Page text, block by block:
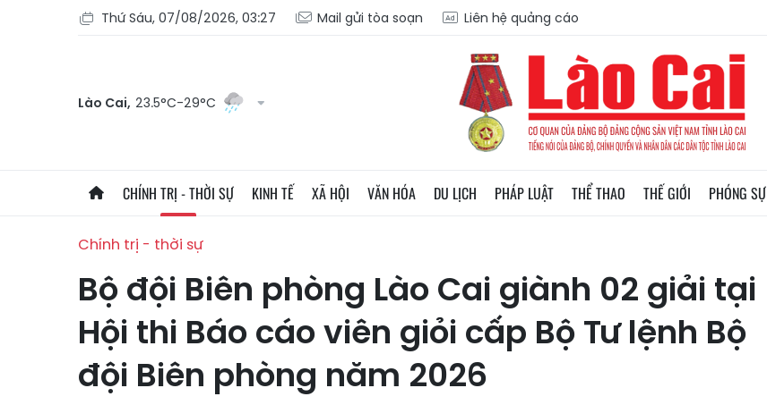
Thứ Sáu, 07/08/2026, 03:27 Mail gửi tòa soạn Liên hệ quảng cáo
Lào Cai, 23.5°C-29°C
CHÍNH TRỊ - THỜI SỰ KINH TẾ XÃ HỘI VĂN HÓA DU LỊCH PHÁP LUẬT THỂ THAO THẾ GIỚI PHÓNG SỰ
Chính trị - thời sự
Bộ đội Biên phòng Lào Cai giành 02 giải tại
Hội thi Báo cáo viên giỏi cấp Bộ Tư lệnh Bộ
đội Biên phòng năm 2026